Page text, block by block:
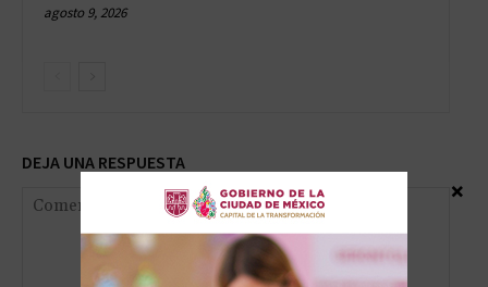
agosto 9, 2026
DEJA UNA RESPUESTA
×